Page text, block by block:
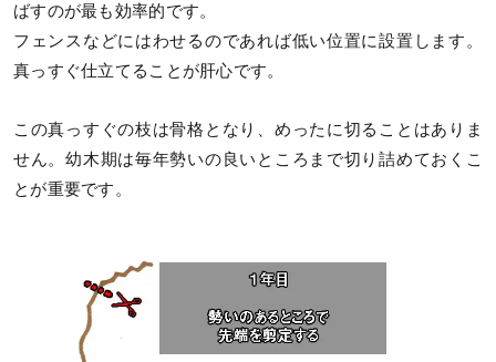
ばすのが最も効率的です。
フェンスなどにはわせるのであれば低い位置に設置します。
真っすぐ仕立てることが肝心です。
この真っすぐの枝は骨格となり、めったに切ることはありま
せん。幼木期は毎年勢いの良いところまで切り詰めておくこ
とが重要です。